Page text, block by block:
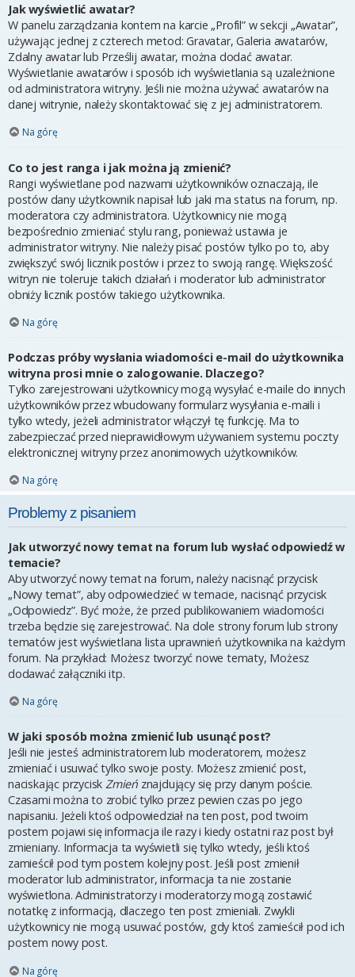
Jak wyświetlić awatar?
W panelu zarządzania kontem na karcie „Profil” w sekcji „Awatar”,
używając jednej z czterech metod: Gravatar, Galeria awatarów,
Zdalny awatar lub Prześlij awatar, można dodać awatar.
Wyświetlanie awatarów i sposób ich wyświetlania są uzależnione
od administratora witryny. Jeśli nie można używać awatarów na
danej witrynie, należy skontaktować się z jej administratorem.
Na górę
Co to jest ranga i jak można ją zmienić?
Rangi wyświetlane pod nazwami użytkowników oznaczają, ile
postów dany użytkownik napisał lub jaki ma status na forum, np.
moderatora czy administratora. Użytkownicy nie mogą
bezpośrednio zmieniać stylu rang, ponieważ ustawia je
administrator witryny. Nie należy pisać postów tylko po to, aby
zwiększyć swój licznik postów i przez to swoją rangę. Większość
witryn nie toleruje takich działań i moderator lub administrator
obniży licznik postów takiego użytkownika.
Na górę
Podczas próby wysłania wiadomości e-mail do użytkownika
witryna prosi mnie o zalogowanie. Dlaczego?
Tylko zarejestrowani użytkownicy mogą wysyłać e-maile do innych
użytkowników przez wbudowany formularz wysyłania e-maili i
tylko wtedy, jeżeli administrator włączył tę funkcję. Ma to
zabezpieczać przed nieprawidłowym używaniem systemu poczty
elektronicznej witryny przez anonimowych użytkowników.
Na górę
Problemy z pisaniem
Jak utworzyć nowy temat na forum lub wysłać odpowiedź w
temacie?
Aby utworzyć nowy temat na forum, należy nacisnąć przycisk
„Nowy temat”, aby odpowiedzieć w temacie, nacisnąć przycisk
„Odpowiedz”. Być może, że przed publikowaniem wiadomości
trzeba będzie się zarejestrować. Na dole strony forum lub strony
tematów jest wyświetlana lista uprawnień użytkownika na każdym
forum. Na przykład: Możesz tworzyć nowe tematy, Możesz
dodawać załączniki itp.
Na górę
W jaki sposób można zmienić lub usunąć post?
Jeśli nie jesteś administratorem lub moderatorem, możesz
zmieniać i usuwać tylko swoje posty. Możesz zmienić post,
naciskając przycisk Zmień znajdujący się przy danym poście.
Czasami można to zrobić tylko przez pewien czas po jego
napisaniu. Jeżeli ktoś odpowiedział na ten post, pod twoim
postem pojawi się informacja ile razy i kiedy ostatni raz post był
zmieniany. Informacja ta wyświetli się tylko wtedy, jeśli ktoś
zamieścił pod tym postem kolejny post. Jeśli post zmienił
moderator lub administrator, informacja ta nie zostanie
wyświetlona. Administratorzy i moderatorzy mogą zostawić
notatkę z informacją, dlaczego ten post zmieniali. Zwykli
użytkownicy nie mogą usuwać postów, gdy ktoś zamieścił pod ich
postem nowy post.
Na górę